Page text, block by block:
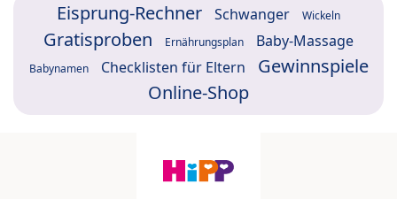
Eisprung-Rechner Schwanger Wickeln
Gratisproben Ernährungsplan Baby-Massage
Babynamen Checklisten für Eltern
Gewinnspiele
Online-Shop